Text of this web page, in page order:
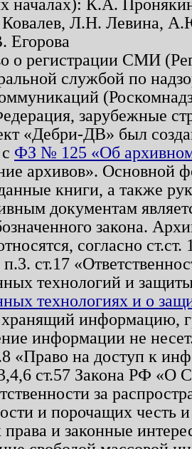
началах): К.А.
Л.Н. Левина,
Егорова
о регистрации СМИ
службой по
зарубежные
«Дебри-ДВ» был
ФЗ № 125 «Об
архивов». Основной
книги, а также
документам
закона.
согласно
ст.17
технологий и
технологиях и о
информацию,
информации не
«Право на доступ к
ст.57 Закона РФ «О
за
и порочащих честь
и законные